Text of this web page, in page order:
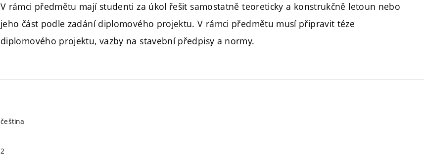
V rámci předmětu mají studenti za úkol řešit samostatně teoreticky a konstrukčně letoun nebo
jeho část podle zadání diplomového projektu. V rámci předmětu musí připravit téze
diplomového projektu, vazby na stavební předpisy a normy.
čeština
2